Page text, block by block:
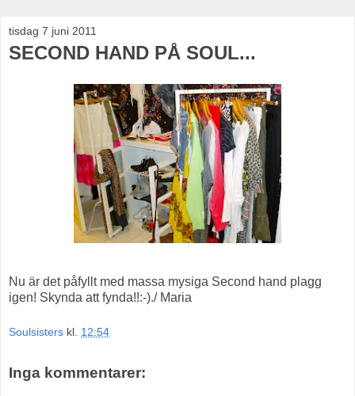
tisdag 7 juni 2011
SECOND HAND PÅ SOUL...
Nu är det påfyllt med massa mysiga Second hand plagg
igen! Skynda att fynda!!:-)./ Maria
Soulsisters kl. 12:54
Inga kommentarer: